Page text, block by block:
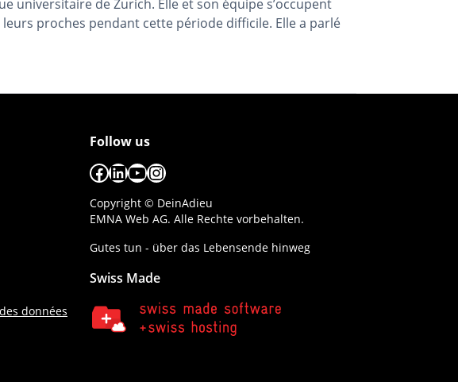
universitaire de Zurich. Elle et son équipe s’occupent
proches pendant cette période difficile. Elle a parlé
données
Follow us
Facebook
LinkedIn
YouTube
Instagram
Copyright © DeinAdieu
EMNA Web AG. Alle Rechte vorbehalten.
Gutes tun - über das Lebensende hinweg
Swiss Made